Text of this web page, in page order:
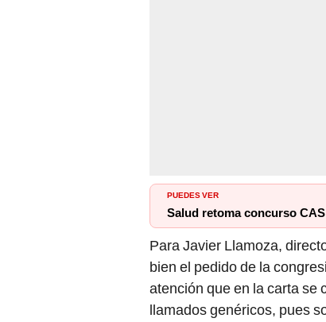
PUEDES VER
Salud retoma concurso
Para Javier Llamoza,
bien el pedido de la
atención que en la carta se
llamados genéricos, pues